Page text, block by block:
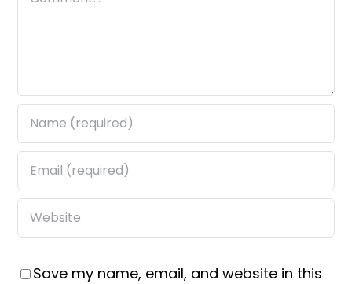
Save my name, email, and website in this